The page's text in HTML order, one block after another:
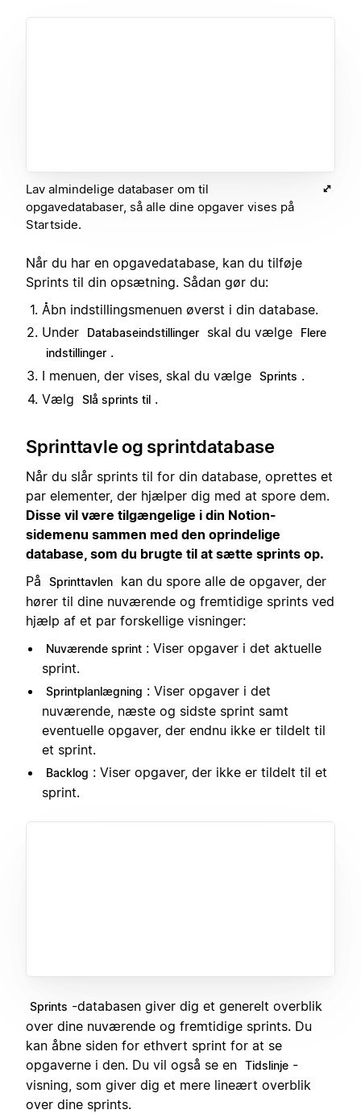
Lav almindelige databaser om til
opgavedatabaser, så alle dine opgaver vises på
Startside.
Når du har en opgavedatabase, kan du tilføje
Sprints til din opsætning. Sådan gør du:
Åbn indstillingsmenuen øverst i din database.
Under
Databaseindstillinger skal du vælge
Flere
indstillinger .
I menuen, der vises, skal du vælge Sprints .
Vælg
Slå sprints til .
Sprinttavle og sprintdatabase
Når du slår sprints til for din database, oprettes et
par elementer, der hjælper dig med at spore dem.
Disse vil være tilgængelige i din Notion-
sidemenu sammen med den oprindelige
database, som du brugte til at sætte sprints op.
På
Sprinttavlen
kan du spore alle de opgaver, der
hører til dine nuværende og fremtidige sprints ved
hjælp af et par forskellige visninger:
Nuværende sprint : Viser opgaver i det aktuelle
sprint.
Sprintplanlægning : Viser opgaver i det
nuværende, næste og sidste sprint samt
eventuelle opgaver, der endnu ikke er tildelt til
et sprint.
Backlog : Viser opgaver, der ikke er tildelt til et
sprint.
Sprints -databasen giver dig et generelt overblik
over dine nuværende og fremtidige sprints. Du
kan åbne siden for ethvert sprint for at se
opgaverne i den. Du vil også se en Tidslinje -
visning, som giver dig et mere lineært overblik
over dine sprints.